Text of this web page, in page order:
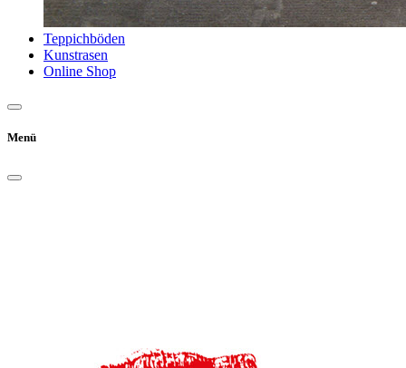
Teppichböden
Kunstrasen
Online Shop
Menü